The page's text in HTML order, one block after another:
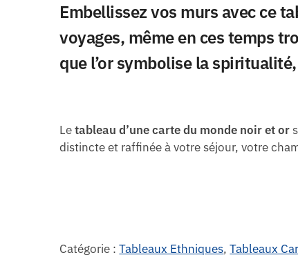
Embellissez vos murs avec ce
voyages, même en ces temps
que l’or symbolise la
Letableau d’une carte du monde noir et or
distincte et raffinée à votre séjour, votre
Catégorie :Tableaux Ethniques,Tableaux